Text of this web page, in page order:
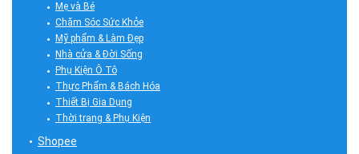
Mẹ và Bé
Chăm Sóc Sức Khỏe
Mỹ phẩm & Làm Đẹp
Nhà cửa & Đời Sống
Phụ Kiện Ô Tô
Thực Phẩm & Bách Hóa
Thiết Bị Gia Dụng
Thời trang & Phụ Kiện
Shopee